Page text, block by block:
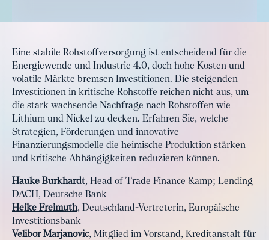
Eine stabile Rohstoffversorgung ist entscheidend für die
Energiewende und Industrie 4.0, doch hohe Kosten und
volatile Märkte bremsen Investitionen. Die steigenden
Investitionen in kritische Rohstoffe reichen nicht aus, um
die stark wachsende Nachfrage nach Rohstoffen wie
Lithium und Nickel zu decken. Erfahren Sie, welche
Strategien, Förderungen und innovative
Finanzierungsmodelle die heimische Produktion stärken
und kritische Abhängigkeiten reduzieren können.
Hauke Burkhardt, Head of Trade Finance &amp; Lending
DACH, Deutsche Bank
Heike Freimuth, Deutschland-Vertreterin, Europäische
Investitionsbank
Velibor Marjanovic, Mitglied im Vorstand, Kreditanstalt für